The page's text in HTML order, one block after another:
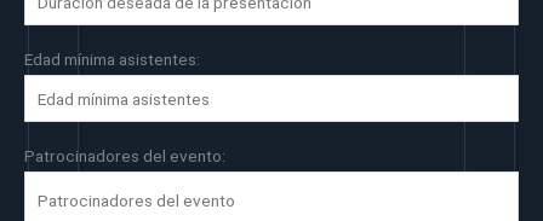
Edad mínima asistentes:
Patrocinadores del evento: